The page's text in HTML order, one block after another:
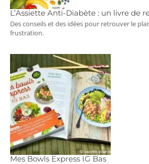
L’Assiette Anti-Diabète : un livre de
Des conseils et des idées pour retrouver le
frustration.
Mes Bowls Express IG Bas